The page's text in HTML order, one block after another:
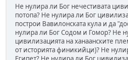
Не нулира ли Бог нечестивата
потопа? Не нулира ли Бог
построи Вавилонската кула и да
нулира ли Бог Содом и Гомор? Не
цивилизацията на ханаанските
от историята финикийци)? Не